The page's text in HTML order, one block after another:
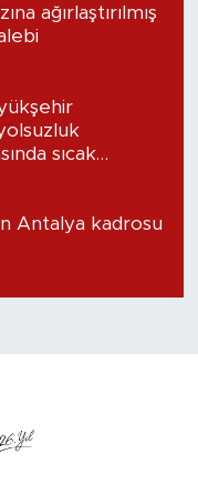
ağırlaştırılmış
sıcak
Antalya kadrosu